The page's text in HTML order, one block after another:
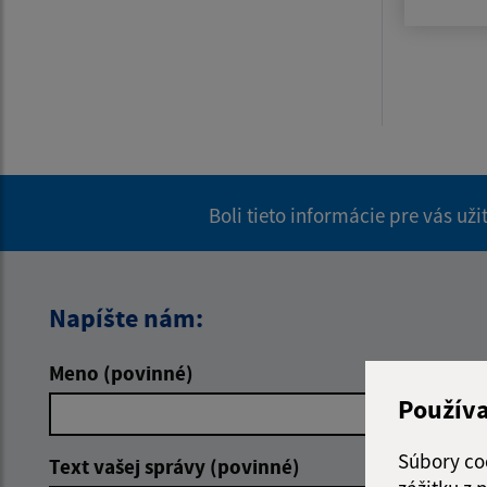
Súbory
Boli tieto informácie pre vás
Napíšte nám:
Meno (povinné)
Text vašej správy (povinné)